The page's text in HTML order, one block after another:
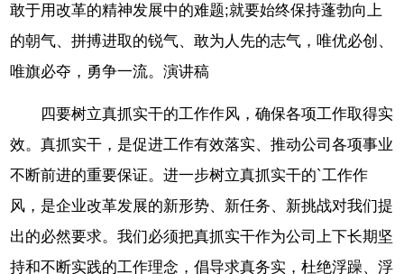
敢于用改革的精神发展中的难题;就要始终保持蓬勃向上
的朝气、拼搏进取的锐气、敢为人先的志气，唯优必创、
唯旗必夺，勇争一流。演讲稿
四要树立真抓实干的工作作风，确保各项工作取得实
效。真抓实干，是促进工作有效落实、推动公司各项事业
不断前进的重要保证。进一步树立真抓实干的`工作作
风，是企业改革发展的新形势、新任务、新挑战对我们提
出的必然要求。我们必须把真抓实干作为公司上下长期坚
持和不断实践的工作理念，倡导求真务实，杜绝浮躁、浮